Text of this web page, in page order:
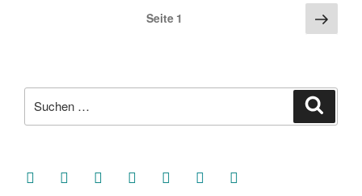
Seitennummerierung
Seite 1
Seite
nach:
facebooksoundcloud
twitter mastodoninstagramthreads goodreads